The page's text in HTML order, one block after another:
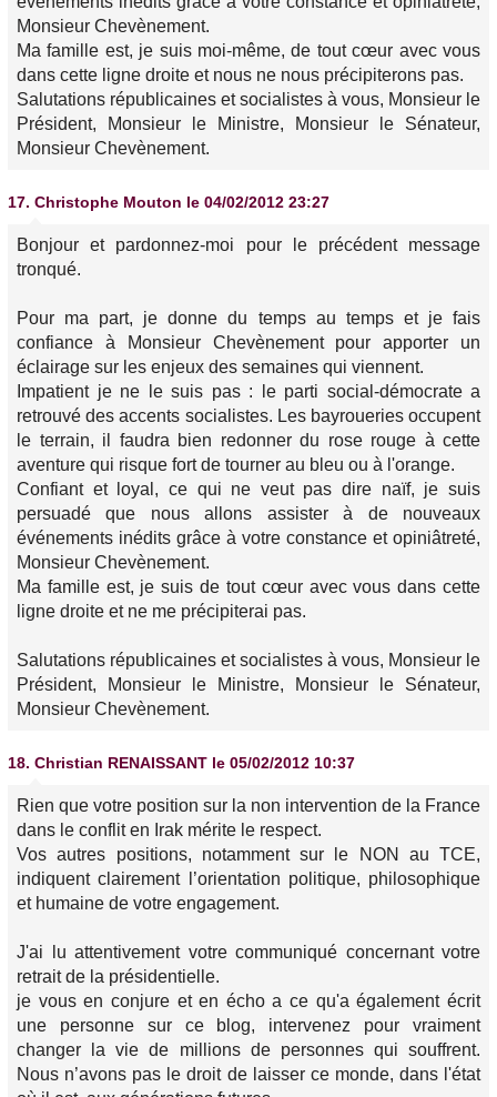
Monsieur Chevènement.
Ma famille est, je suis moi-même, de tout cœur avec vous
dans cette ligne droite et nous ne nous précipiterons pas.
Salutations républicaines et socialistes à vous, Monsieur le
Président, Monsieur le Ministre, Monsieur le Sénateur,
Monsieur Chevènement.
17. Christophe Mouton le 04/02/2012 23:27
Bonjour et pardonnez-moi pour le précédent message
tronqué.
Pour ma part, je donne du temps au temps et je fais
confiance à Monsieur Chevènement pour apporter un
éclairage sur les enjeux des semaines qui viennent.
Impatient je ne le suis pas : le parti social-démocrate a
retrouvé des accents socialistes. Les bayroueries occupent
le terrain, il faudra bien redonner du rose rouge à cette
aventure qui risque fort de tourner au bleu ou à l'orange.
Confiant et loyal, ce qui ne veut pas dire naïf, je suis
persuadé que nous allons assister à de nouveaux
événements inédits grâce à votre constance et opiniâtreté,
Monsieur Chevènement.
Ma famille est, je suis de tout cœur avec vous dans cette
ligne droite et ne me précipiterai pas.
Salutations républicaines et socialistes à vous, Monsieur le
Président, Monsieur le Ministre, Monsieur le Sénateur,
Monsieur Chevènement.
18. Christian RENAISSANT le 05/02/2012 10:37
Rien que votre position sur la non intervention de la France
dans le conflit en Irak mérite le respect.
Vos autres positions, notamment sur le NON au TCE,
indiquent clairement l’orientation politique, philosophique
et humaine de votre engagement.
J'ai lu attentivement votre communiqué concernant votre
retrait de la présidentielle.
je vous en conjure et en écho a ce qu'a également écrit
une personne sur ce blog, intervenez pour vraiment
changer la vie de millions de personnes qui souffrent.
Nous n’avons pas le droit de laisser ce monde, dans l'état